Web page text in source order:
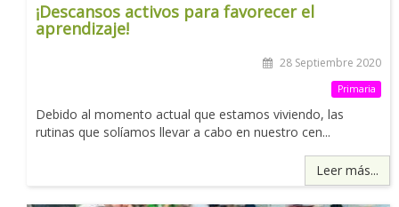
¡Descansos activos para favorecer el
aprendizaje!
28 Septiembre 2020
Primaria
Debido al momento actual que estamos viviendo, las
rutinas que solíamos llevar a cabo en nuestro cen...
Leer más...